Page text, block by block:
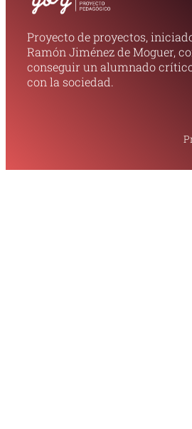
Proyecto de proyectos,
Ramón Jiménez de Moguer,
conseguir un alumnado
con la sociedad.